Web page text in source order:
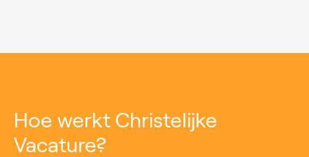
Hoe werkt Christelijke
Vacature?